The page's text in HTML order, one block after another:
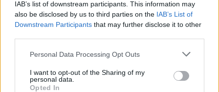
IAB’s list of downstream participants. This information may
also be disclosed by us to third parties on the IAB’s List of
Downstream Participants that may further disclose it to other
Personal Data Processing Opt Outs
I want to opt-out of the Sharing of my
personal data.
Opted In